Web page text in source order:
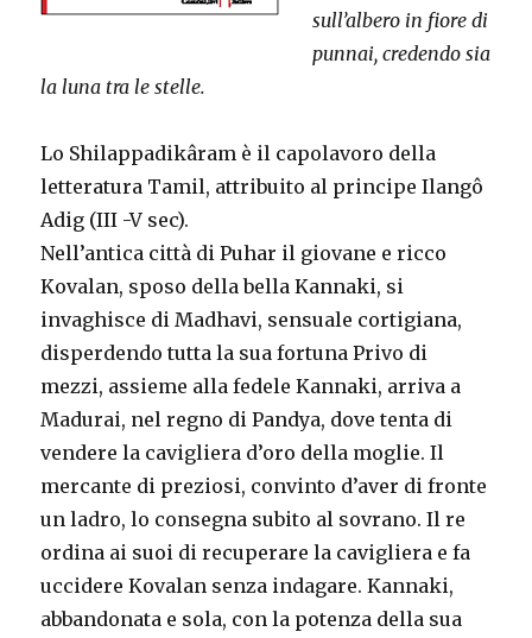
sull’albero in fiore di
punnai, credendo sia
la luna tra le stelle.
Lo Shilappadikâram è il capolavoro della
letteratura Tamil, attribuito al principe Ilangô
Adig (III -V sec).
Nell’antica città di Puhar il giovane e ricco
Kovalan, sposo della bella Kannaki, si
invaghisce di Madhavi, sensuale cortigiana,
disperdendo tutta la sua fortuna Privo di
mezzi, assieme alla fedele Kannaki, arriva a
Madurai, nel regno di Pandya, dove tenta di
vendere la cavigliera d’oro della moglie. Il
mercante di preziosi, convinto d’aver di fronte
un ladro, lo consegna subito al sovrano. Il re
ordina ai suoi di recuperare la cavigliera e fa
uccidere Kovalan senza indagare. Kannaki,
abbandonata e sola, con la potenza della sua